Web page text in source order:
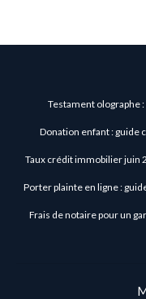
Testament olographe
Donation enfant : guide
Taux crédit immobilier juin
Porter plainte en ligne :
Frais de notaire pour un